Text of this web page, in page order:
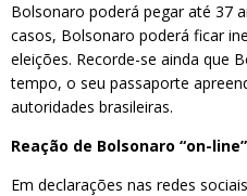
Bolsonaro poderá pegar até 37
casos, Bolsonaro poderá ficar
eleições. Recorde-se ainda que
tempo, o seu passaporte
autoridades brasileiras.
Reação de Bolsonaro “on-line”
Em declarações nas redes